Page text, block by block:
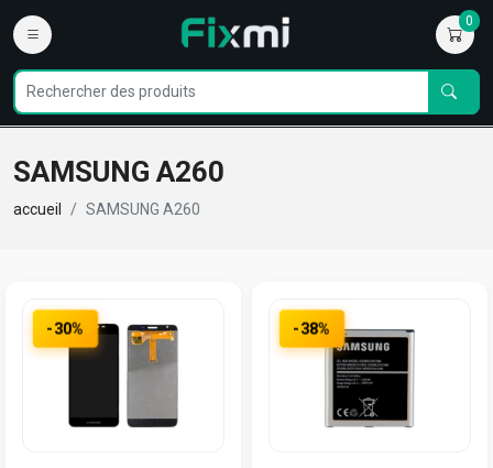
0
SAMSUNG A260
accueil SAMSUNG A260
-30% -38%